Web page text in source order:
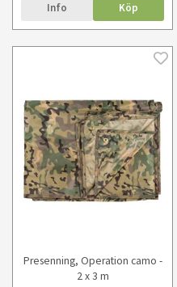
Info Köp
Presenning, Operation camo -
2 x 3 m